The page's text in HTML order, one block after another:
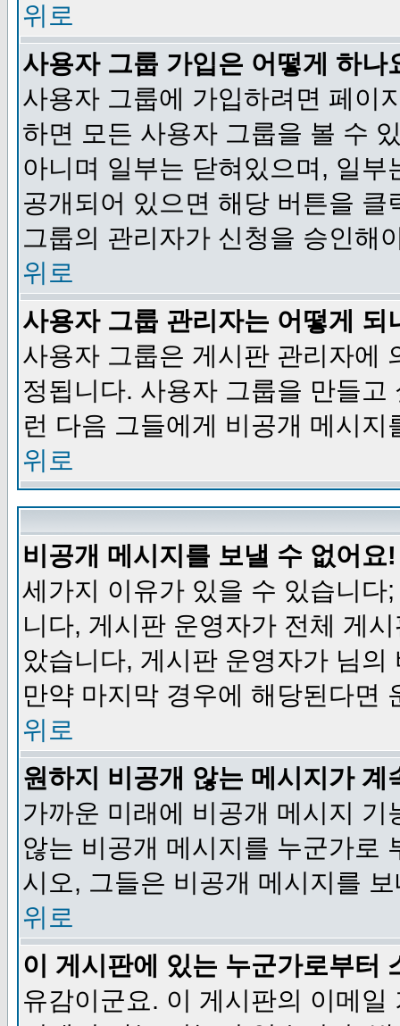
위로
사용자 그룹 가입은 어떻게 하나
사용자 그룹에 가입하려면 페이
하면 모든 사용자 그룹을 볼 수
아니며 일부는 닫혀있으며, 일
공개되어 있으면 해당 버튼을
그룹의 관리자가 신청을 승인해
위로
사용자 그룹 관리자는 어떻게 되
사용자 그룹은 게시판 관리자에
정됩니다. 사용자 그룹을 만들
런 다음 그들에게 비공개 메시지
위로
비공개 메시지를 보낼 수 없어요!
세가지 이유가 있을 수 있습니
니다, 게시판 운영자가 전체 게
았습니다, 게시판 운영자가 님
만약 마지막 경우에 해당된다면
위로
원하지 비공개 않는 메시지가 계
가까운 미래에 비공개 메시지
않는 비공개 메시지를 누군가로
시오, 그들은 비공개 메시지를
위로
이 게시판에 있는 누군가로부터
유감이군요. 이 게시판의 이메